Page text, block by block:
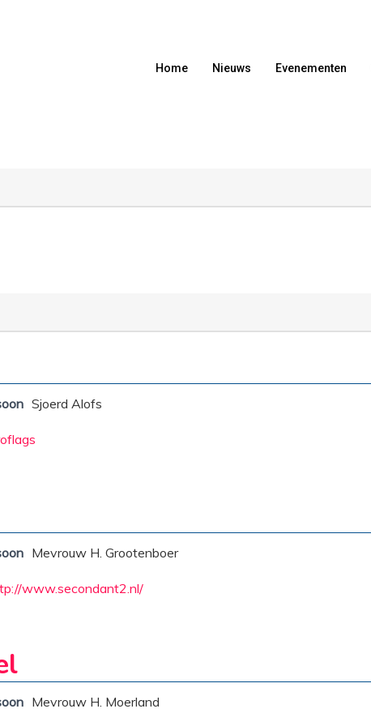
Home Nieuws Evenementen
Sjoerd Alofs
Mevrouw H. Grootenboer
www.secondant2.nl/
Mevrouw H. Moerland